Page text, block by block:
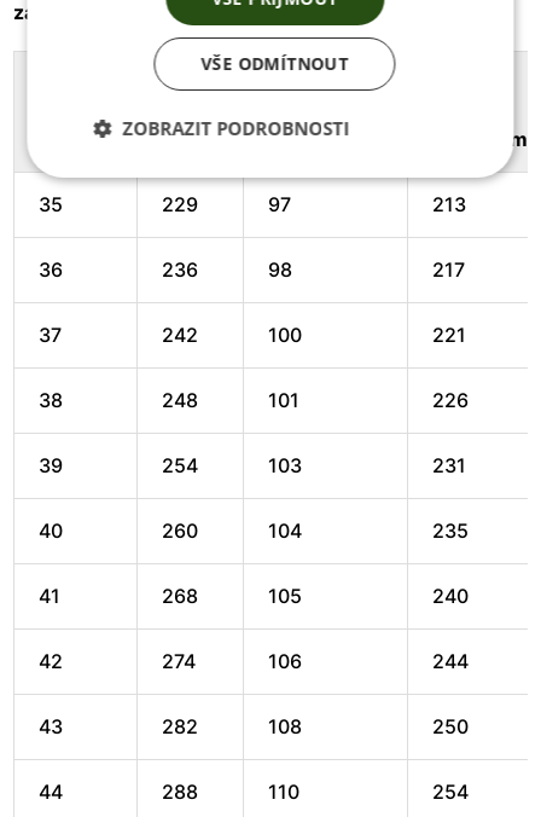
zakázku:
Délka
[mm]
Šířka
kloubů
35 229 97 213
36 236 98 217
37 242 100 221
38 248 101 226
39 254 103 231
40 260 104 235
41 268 105 240
42 274 106 244
43 282 108 250
44 288 110 254
VŠE ODMÍTNOUT
ZOBRAZIT PODROBNOSTI